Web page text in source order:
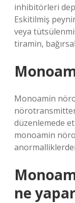
inhibitörleri
Eskitilmiş
veya
tiramin,
Monoamin
düzenlemede
monoamin
ne